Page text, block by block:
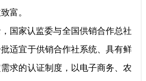
富。
国家认监委与全国供销合作总社
适宜于供销合作社系统、具有鲜
求的认证制度，以电子商务、农